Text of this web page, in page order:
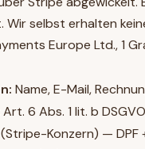
Wir selbst erhalten
Europe Ltd., 1
Name, E-Mail,
Art. 6 Abs. 1 lit. b DSGVO
(Stripe-Konzern) —